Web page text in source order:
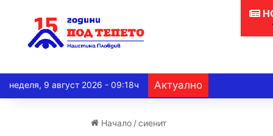
неделя, 9 август 2026 - 09:18ч Актуално
Начало / сиенит